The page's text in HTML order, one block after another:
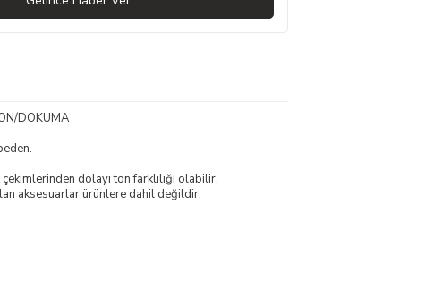
DOKUMA
dolayı ton farklılığı olabilir.
aksesuarlar ürünlere dahil değildir.